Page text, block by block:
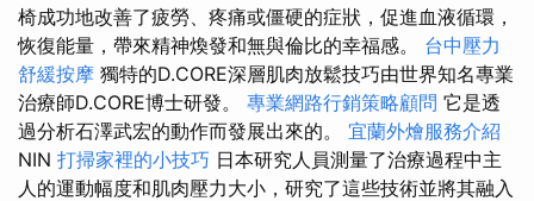
椅成功地改善了疲勞、疼痛或僵硬的症狀，促進血液循環，
恢復能量，帶來精神煥發和無與倫比的幸福感。 台中壓力
舒緩按摩 獨特的D.CORE深層肌肉放鬆技巧由世界知名專業
治療師D.CORE博士研發。 專業網路行銷策略顧問 它是透
過分析石澤武宏的動作而發展出來的。 宜蘭外燴服務介紹
NIN 打掃家裡的小技巧 日本研究人員測量了治療過程中主
人的運動幅度和肌肉壓力大小，研究了這些技術並將其融入